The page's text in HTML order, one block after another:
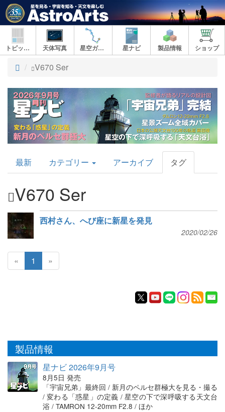
トピックス 天体写真 星空ガイド 星ナビ 製品情報 ショップ
ト
プ
V670 Ser
AstroArts
Topics
最新 カテゴリー アーカイブ タグ
V670 Ser
西村さん、へび座に新星を発見
2020/02/26
« 1 »
製品情報
星ナビ 2026年9月号
8月5日 発売
「宇宙兄弟」最終回 / 新月のペルセ群極大を見る・撮る
/ 変わる「惑星」の定義 / 星空の下で深呼吸する天文台
浴 / TAMRON 12-20mm F2.8 / ほか